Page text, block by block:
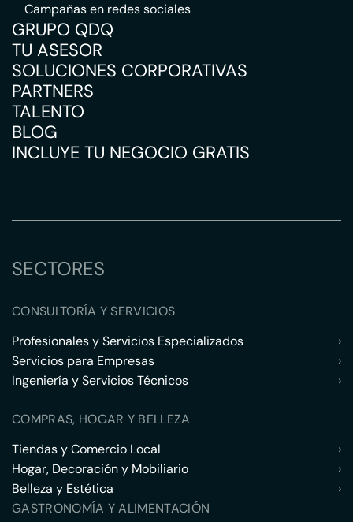
Campañas en redes sociales
GRUPO QDQ
TU ASESOR
SOLUCIONES CORPORATIVAS
PARTNERS
TALENTO
BLOG
INCLUYE TU NEGOCIO GRATIS
SECTORES
CONSULTORÍA Y SERVICIOS
Profesionales y Servicios Especializados
›
Servicios para Empresas
›
Ingeniería y Servicios Técnicos
›
COMPRAS, HOGAR Y BELLEZA
Tiendas y Comercio Local
›
Hogar, Decoración y Mobiliario
›
Belleza y Estética
›
GASTRONOMÍA Y ALIMENTACIÓN